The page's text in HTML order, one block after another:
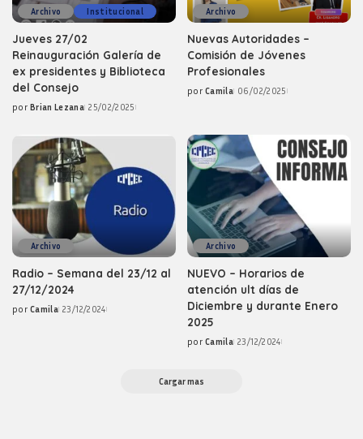
Archivo Institucional
Jueves 27/02
Reinauguración Galería de
ex presidentes y Biblioteca
del Consejo
Posted
por Brian Lezana 25/02/2025
Archivo
Nuevas Autoridades –
Comisión de Jóvenes
Profesionales
Posted
por Camila 06/02/2025
Archivo
Radio – Semana del 23/12 al
27/12/2024
Posted
por Camila 23/12/2024
Archivo
NUEVO – Horarios de
atención ult días de
Diciembre y durante Enero
2025
Posted
por Camila 23/12/2024
Cargar mas